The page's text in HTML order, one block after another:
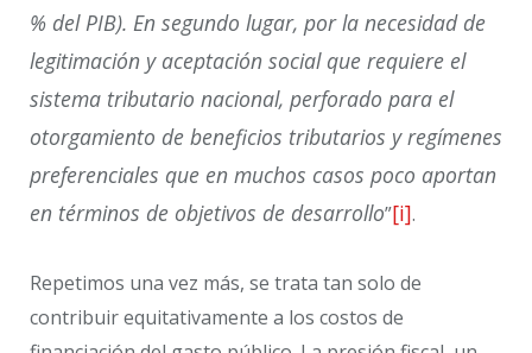
% del PIB). En segundo lugar, por la necesidad de
legitimación y aceptación social que requiere el
sistema tributario nacional, perforado para el
otorgamiento de beneficios tributarios y regímenes
preferenciales que en muchos casos poco aportan
en términos de objetivos de desarrollo”[i].
Repetimos una vez más, se trata tan solo de
contribuir equitativamente a los costos de